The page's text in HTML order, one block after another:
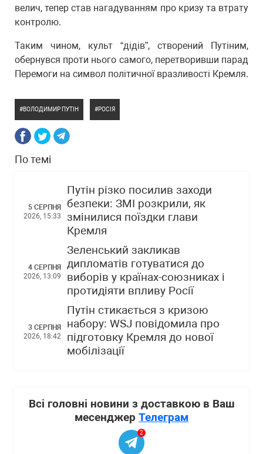
велич, тепер став нагадуванням про кризу та втрату
контролю.
Таким чином, культ “дідів”, створений Путіним,
обернувся проти нього самого, перетворивши парад
Перемоги на символ політичної вразливості Кремля.
ВОЛОДИМИР ПУТІН РОСІЯ
По темі
5 СЕРПНЯ
2026, 15:33
Путін різко посилив заходи
безпеки: ЗМІ розкрили, як
змінилися поїздки глави
Кремля
4 СЕРПНЯ
2026, 13:09
Зеленський закликав
дипломатів готуватися до
виборів у країнах-союзниках і
протидіяти впливу Росії
3 СЕРПНЯ
2026, 18:42
Путін стикається з кризою
набору: WSJ повідомила про
підготовку Кремля до нової
мобілізації
Всі головні новини з доставкою в Ваш
месенджер Телеграм
2